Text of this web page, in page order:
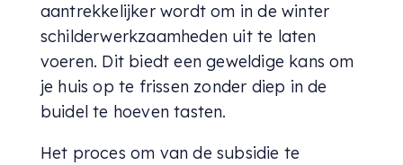
aantrekkelijker wordt om in de winter
schilderwerkzaamheden uit te laten
voeren. Dit biedt een geweldige kans om
je huis op te frissen zonder diep in de
buidel te hoeven tasten.
Het proces om van de subsidie te